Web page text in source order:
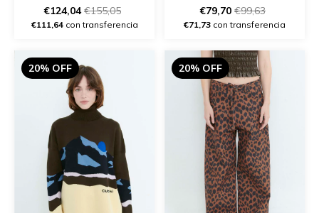
€124,04€155,05
€111,64con transferencia
€79,70 €99,63
€71,73 con transferencia
20% OFF 20% OFF